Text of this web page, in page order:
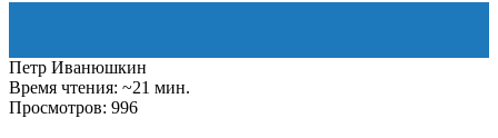
Петр Иванюшкин
Время чтения: ~21 мин.
Просмотров: 996